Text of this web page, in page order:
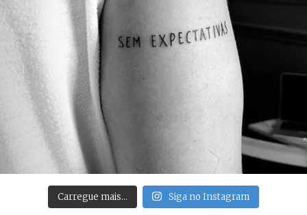
Carregue mais… Siga no Instagram